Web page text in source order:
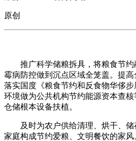
原创
推广科学储粮拆具，将粮食节约
霉病防控做到沉点区域全笼盖。提高
落实国度《粮食节约和反食物华侈
环境做为公共机构节约能源资本查
仓储根本设备扶植。
及时为农户供给清理、烘干、储
家庭构成节约爱粮、文明餐饮的家